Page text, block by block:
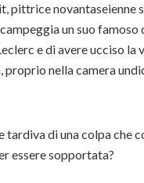
pittrice novantaseienne
un suo famoso
e di avere ucciso la
proprio nella camera
tardiva di una colpa che
essere sopportata?